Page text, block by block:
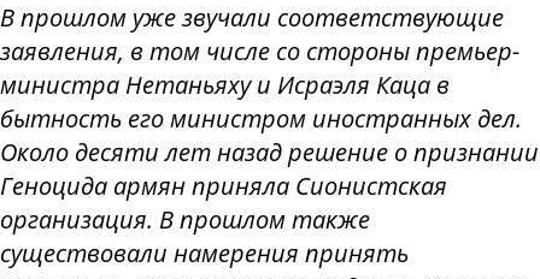
В прошлом уже звучали соответствующие
заявления, в том числе со стороны премьер-
министра Нетаньяху и Исраэля Каца в
бытность его министром иностранных дел.
Около десяти лет назад решение о признании
Геноцида армян приняла Сионистская
организация. В прошлом также
существовали намерения принять